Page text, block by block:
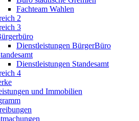
Fachteam Wahlen
2
3
Dienstleistungen BürgerBüro
Dienstleistungen Standesamt
4
und Immobilien